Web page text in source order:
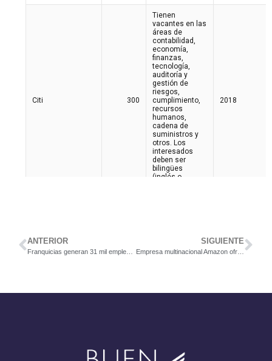
ANTERIOR SIGUIENTE
Empresa multinacional Amazon ofrece puesto para BR Seller Support Associate.